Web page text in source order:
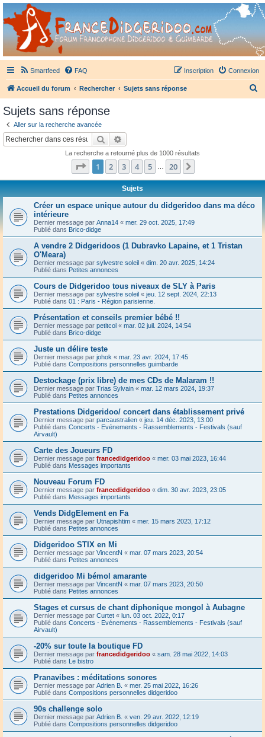
France Didgeridoo
Didgeridoo et Guimbarde sur France Didgeridoo - retrouvez la communauté.
Smartfeed FAQ Connexion
Inscription
Accueil du forum Rechercher Sujets sans réponse
Sujets sans réponse
Aller sur la recherche avancée
Rechercher
La recherche a retourné plus de 1000 résultats
Page 1sur20
1 2 3 4 5 20
Sujets
Créer un espace unique autour du didgeridoo dans ma déco
intérieure
Dernier message par Anna14 « mer. 29 oct. 2025, 17:49
Publié dans Brico-didge
A vendre 2 Didgeridoos (1 Dubravko Lapaine, et 1 Tristan
O'Meara)
Dernier message par sylvestre soleil « dim. 20 avr. 2025, 14:24
Publié dans Petites annonces
Cours de Didgeridoo tous niveaux de SLY à Paris
Dernier message par sylvestre soleil « jeu. 12 sept. 2024, 22:13
Publié dans 01 : Paris - Région parisienne.
Présentation et conseils premier bébé !!
Dernier message par petitcol « mar. 02 juil. 2024, 14:54
Publié dans Brico-didge
Juste un délire teste
Dernier message par johok « mar. 23 avr. 2024, 17:45
Publié dans Compositions personnelles guimbarde
Destockage (prix libre) de mes CDs de Malaram !!
Dernier message par Trias Sylvain « mar. 12 mars 2024, 19:37
Publié dans Petites annonces
Prestations Didgeridoo/ concert dans établissement privé
Dernier message par parcaustralien « jeu. 14 déc. 2023, 13:00
Publié dans Concerts - Evénements - Rassemblements - Festivals (sauf
Airvault)
Carte des Joueurs FD
Dernier message par francedidgeridoo « mer. 03 mai 2023, 16:44
Publié dans Messages importants
Nouveau Forum FD
Dernier message par francedidgeridoo « dim. 30 avr. 2023, 23:05
Publié dans Messages importants
Vends DidgElement en Fa
Dernier message par Utnapishtim « mer. 15 mars 2023, 17:12
Publié dans Petites annonces
Didgeridoo STIX en Mi
Dernier message par VincentN « mar. 07 mars 2023, 20:54
Publié dans Petites annonces
didgeridoo Mi bémol amarante
Dernier message par VincentN « mar. 07 mars 2023, 20:50
Publié dans Petites annonces
Stages et cursus de chant diphonique mongol à Aubagne
Dernier message par Curtet « lun. 03 oct. 2022, 0:17
Publié dans Concerts - Evénements - Rassemblements - Festivals (sauf
Airvault)
-20% sur toute la boutique FD
Dernier message par francedidgeridoo « sam. 28 mai 2022, 14:03
Publié dans Le bistro
Pranavibes : méditations sonores
Dernier message par Adrien B. « mer. 25 mai 2022, 16:26
Publié dans Compositions personnelles didgeridoo
90s challenge solo
Dernier message par Adrien B. « ven. 29 avr. 2022, 12:19
Publié dans Compositions personnelles didgeridoo